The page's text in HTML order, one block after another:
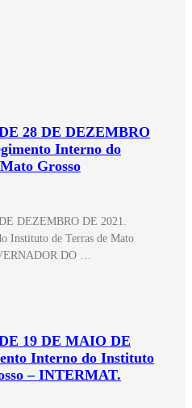
28 DE DEZEMBRO
Interno do
Grosso
DEZEMBRO DE 2021.
Instituto de Terras de Mato
DO …
19 DE MAIO DE
Interno do Instituto
– INTERMAT.